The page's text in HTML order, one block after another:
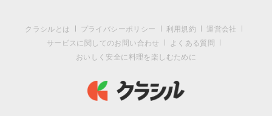
クラシルとは プライバシーポリシー 利用規約
運営会社
サービスに関してのお問い合わせ
よくある質問
おいしく安全に料理を楽しむために